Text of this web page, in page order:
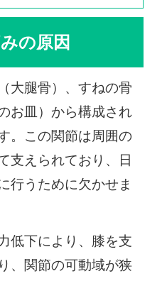
の原因
大腿骨）、すねの骨
お皿）から構成され
。この関節は周囲の
支えられており、日
行うために欠かせま
低下により、膝を支
、関節の可動域が狭